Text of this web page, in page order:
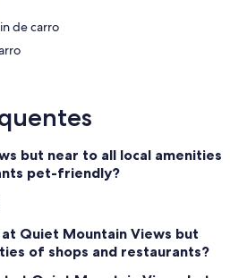
- Alvor - ‬3 min de carro
carro
but near to all local amenities
pet-friendly?
Quiet Mountain Views but
of shops and restaurants?